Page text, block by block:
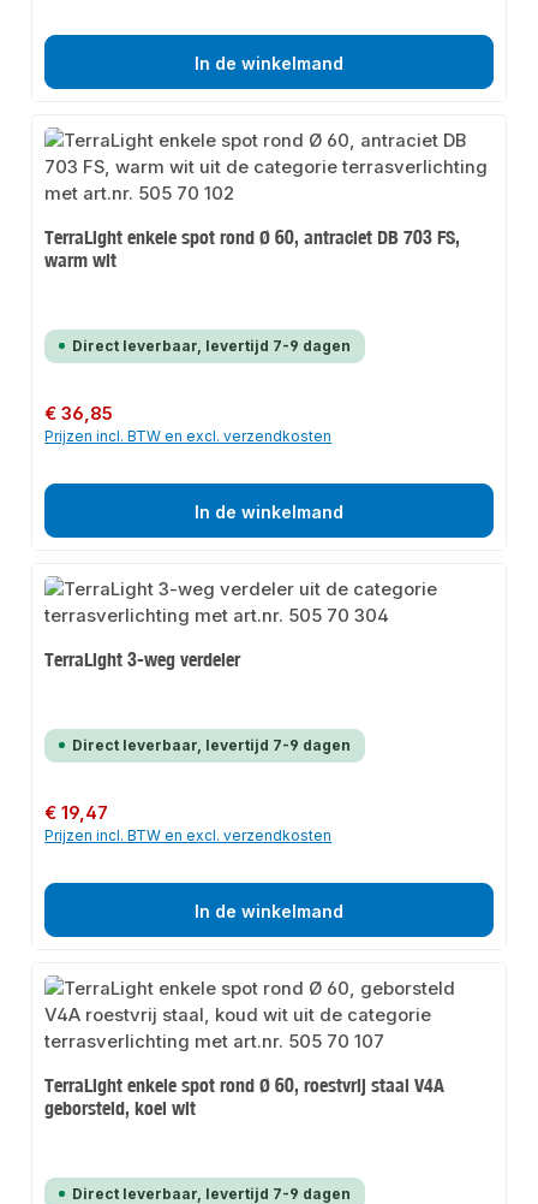
In de winkelmand
TerraLight enkele spot rond Ø 60, antraciet DB 703 FS,
warm wit
Direct leverbaar, levertijd 7-9 dagen
Normale prijs:
€ 36,85
Prijzen incl. BTW en excl. verzendkosten
In de winkelmand
TerraLight 3-weg verdeler
Direct leverbaar, levertijd 7-9 dagen
Normale prijs:
€ 19,47
Prijzen incl. BTW en excl. verzendkosten
In de winkelmand
TerraLight enkele spot rond Ø 60, roestvrij staal V4A
geborsteld, koel wit
Direct leverbaar, levertijd 7-9 dagen